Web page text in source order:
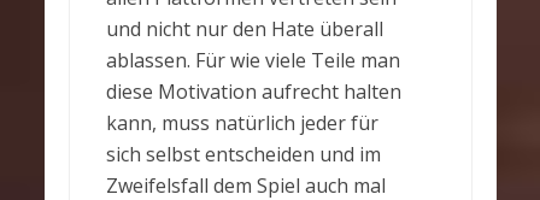
und nicht nur den Hate überall
ablassen. Für wie viele Teile man
diese Motivation aufrecht halten
kann, muss natürlich jeder für
sich selbst entscheiden und im
Zweifelsfall dem Spiel auch mal